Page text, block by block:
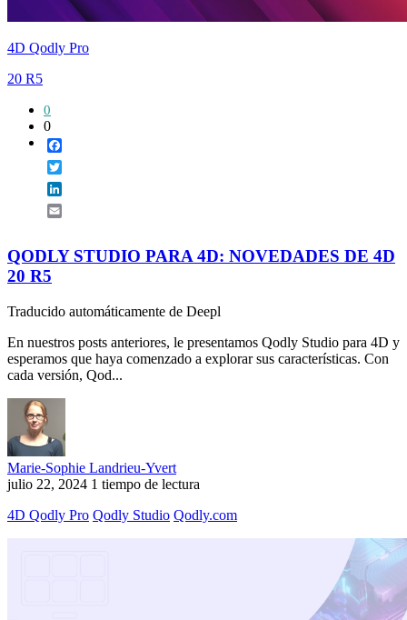
4D Qodly Pro
20 R5
0
0
QODLY STUDIO PARA 4D: NOVEDADES DE 4D
20 R5
Traducido automáticamente de Deepl
En nuestros posts anteriores, le presentamos Qodly Studio para 4D y
esperamos que haya comenzado a explorar sus características. Con
cada versión, Qod...
Marie-Sophie Landrieu-Yvert
julio 22, 2024 1 tiempo de lectura
4D Qodly Pro Qodly Studio Qodly.com